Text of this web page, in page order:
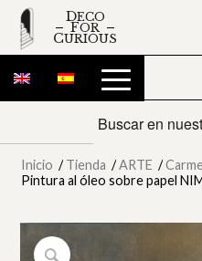
DECO
FOR
CURIOUS
Inicio / Tienda / ARTE /
Pintura al óleo sobre papel